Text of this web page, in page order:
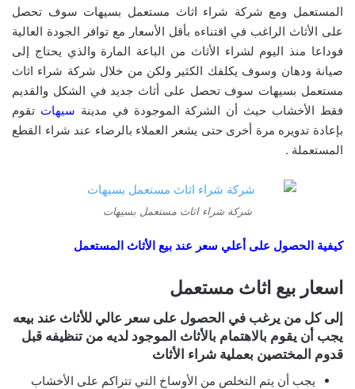
المستعمل ومع شركة شراء اثاث مستعمل بسيهات سوف تحصل
على الأثاث الراغب في اقتناءه بأقل الأسعار مع توافر الجودة العالية
فوداعا منذ اليوم لشراء الأثاث من الباعة المارة والذي يحتاج إلى
صيانة ودهان وسوف يكلفك الكثير ولكن من خلال شركة شراء اثاث
مستعمل بسيهات سوف تحصل على أثاث جديد في الشكل والقديم
فقط الأخشاب حيث أن الشركة الموجودة في مدينة سيهات تقوم
بإعادة تدويره مرة أخرى حتى يشعر العملاء بالرضاء عند شراء القطع
المستعملة .
شركة شراء اثاث مستعمل بسيهات
كيفية الحصول على أعلي سعر عند بيع الأثاث المستعمل
اسعار بيع اثاث مستعمل
إلى كل من يرغب في الحصول على سعر عالي للأثاث عند بيعه
يجب أن يقوم بالاهتمام بالأثاث الموجود لديه من تنظيفه قبل
قدوم المختصين بعملية شراء الأثاث
يجب أن يتم التخلص من الأوساخ التي تتراكم على الأخشاب